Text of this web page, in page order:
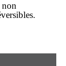
non